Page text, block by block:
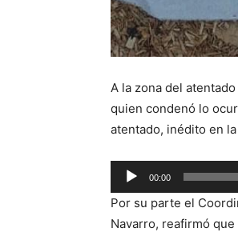
A la zona del
quien condenó lo
atentado, inédito en
Reproductor
de
audio
00:00
Por su parte el
Navarro, reafirmó